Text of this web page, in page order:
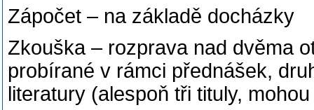
Zápočet – na základě docházky
Zkouška – rozprava nad dvěma
probírané v rámci přednášek,
literatury (alespoň tři tituly,